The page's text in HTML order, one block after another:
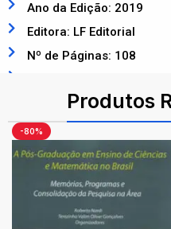
Ano da Edição: 2019
Editora: LF Editorial
Nº de Páginas: 108
Produtos
-80%